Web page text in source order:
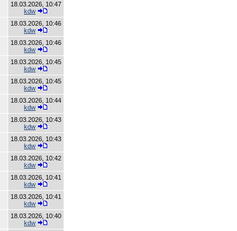
18.03.2026, 10:47
kdw
18.03.2026, 10:46
kdw
18.03.2026, 10:46
kdw
18.03.2026, 10:45
kdw
18.03.2026, 10:45
kdw
18.03.2026, 10:44
kdw
18.03.2026, 10:43
kdw
18.03.2026, 10:43
kdw
18.03.2026, 10:42
kdw
18.03.2026, 10:41
kdw
18.03.2026, 10:41
kdw
18.03.2026, 10:40
kdw